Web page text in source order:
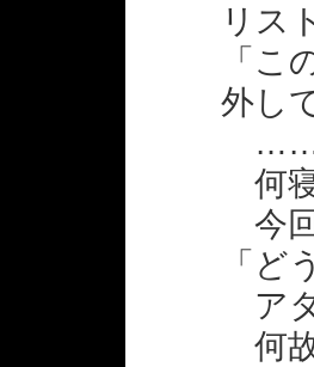
リス
「こ
外し
……
何
今
「ど
ア
何